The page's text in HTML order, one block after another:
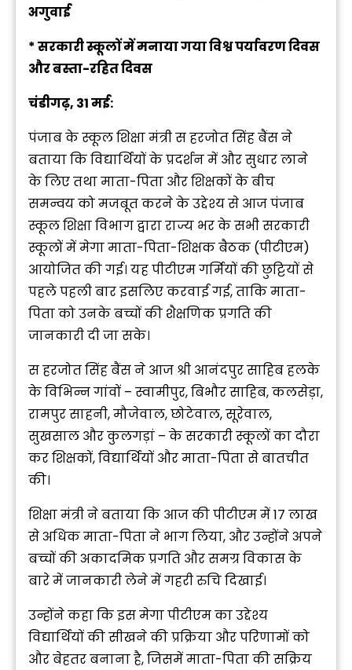
अगुवाई
* सरकारी स्कूलों में मनाया गया विश्व पर्यावरण दिवस
और बस्ता-रहित दिवस
चंडीगढ़, 31 मई:
पंजाब के स्कूल शिक्षा मंत्री स हरजोत सिंह बैंस ने
बताया कि विद्यार्थियों के प्रदर्शन में और सुधार लाने
के लिए तथा माता-पिता और शिक्षकों के बीच
समन्वय को मजबूत करने के उद्देश्य से आज पंजाब
स्कूल शिक्षा विभाग द्वारा राज्य भर के सभी सरकारी
स्कूलों में मेगा माता-पिता-शिक्षक बैठक (पीटीएम)
आयोजित की गई। यह पीटीएम गर्मियों की छुट्टियों से
पहले पहली बार इसलिए करवाई गई, ताकि माता-
पिता को उनके बच्चों की शैक्षणिक प्रगति की
जानकारी दी जा सके।
स हरजोत सिंह बैंस ने आज श्री आनंदपुर साहिब हलके
के विभिन्न गांवों – स्वामीपुर, बिभौर साहिब, कलसेड़ा,
रामपुर साहनी, मौजेवाल, छोटेवाल, सूरेवाल,
सुखसाल और कुलगड़ां – के सरकारी स्कूलों का दौरा
कर शिक्षकों, विद्यार्थियों और माता-पिता से बातचीत
की।
शिक्षा मंत्री ने बताया कि आज की पीटीएम में 17 लाख
से अधिक माता-पिता ने भाग लिया, और उन्होंने अपने
बच्चों की अकादमिक प्रगति और समग्र विकास के
बारे में जानकारी लेने में गहरी रुचि दिखाई।
उन्होंने कहा कि इस मेगा पीटीएम का उद्देश्य
विद्यार्थियों की सीखने की प्रक्रिया और परिणामों को
और बेहतर बनाना है, जिसमें माता-पिता की सक्रिय